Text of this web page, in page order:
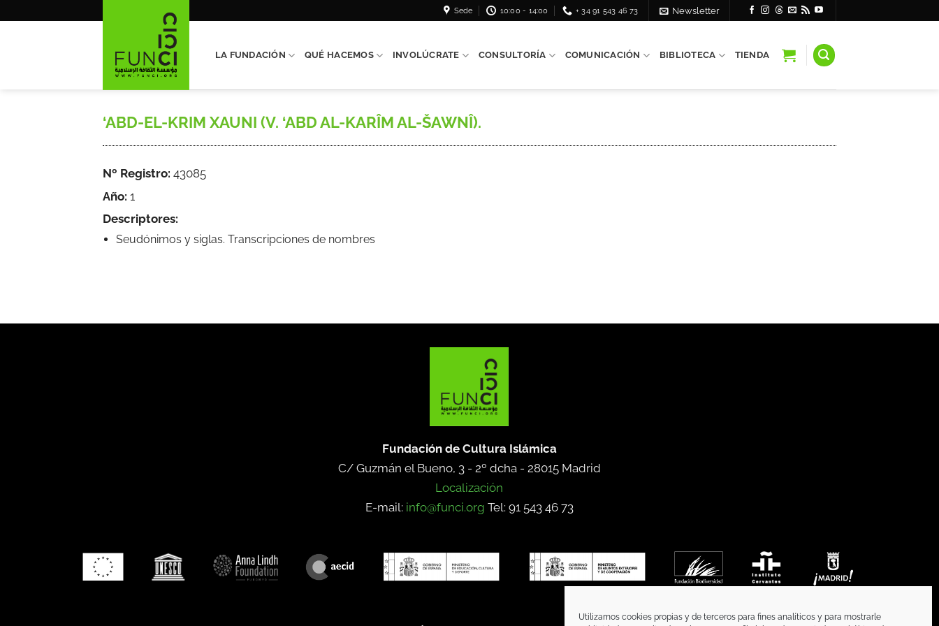
Utilizamos cookies propias y de terceros para fines analíticos y para mostrarle
Sede 10:00 - 14:00 + 34 91 543 46 73 Newsletter
LA FUNDACIÓN QUÉ HACEMOS INVOLÚCRATE CONSULTORÍA COMUNICACIÓN BIBLIOTECA TIENDA
‘ABD-EL-KRIM XAUNI (V. ‘ABD AL-KARÎM AL-ŠAWNÎ).
Nº Registro: 43085
Año: 1
Descriptores:
Seudónimos y siglas. Transcripciones de nombres
Fundación de Cultura Islámica
C/ Guzmán el Bueno, 3 - 2º dcha - 28015 Madrid
Localización
E-mail: info@funci.org Tel: 91 543 46 73